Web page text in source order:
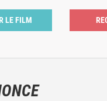
LE FILM